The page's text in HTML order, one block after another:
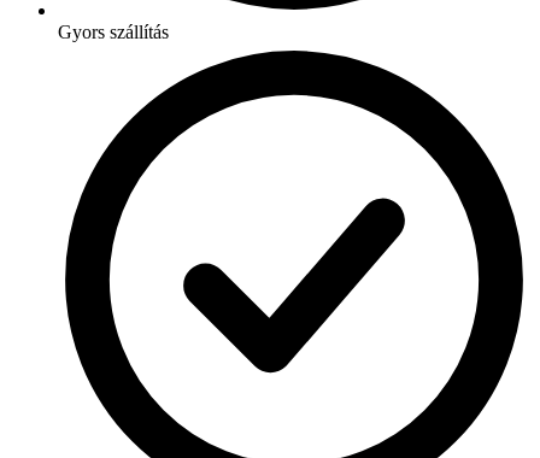
Gyors szállítás